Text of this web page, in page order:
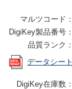
マルツコード：
DigiKey製品番号：
品質ランク：
データシート
DigiKey在庫数：